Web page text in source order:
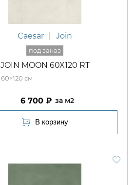
Caesar Join
JOIN MOON 60X120 RT
60×120
6 700 м2